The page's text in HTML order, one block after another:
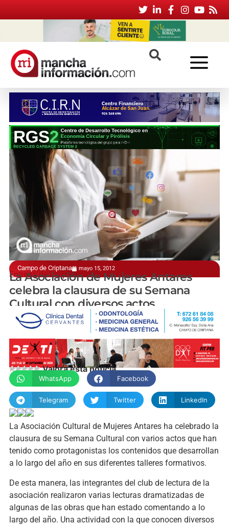
Campo de Criptana mayo 15, 2012
Entrega de los premios
La Asociación de Mujeres Antares
celebra la clausura de su Semana
Cultural con diversos actos
manchainformacion.com
Valora esta noticia
WhatsApp Facebook
Telegram Twitter LinkedIn
La Asociación Cultural de Mujeres Antares ha celebrado la
clausura de su Semana Cultural con varios actos que han
tenido como protagonistas los contenidos que desarrollan
a lo largo del año en sus diferentes talleres formativos.
De esta manera, las integrantes del club de lectura de la
asociación realizaron varias lecturas dramatizadas de
algunas de las obras que han estado comentando a lo
largo del año. Una actividad con la que conocen diversos